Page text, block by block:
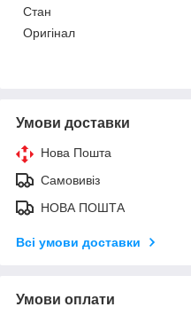
Стан
Оригінал
Умови доставки
Нова Пошта
Самовивіз
НОВА ПОШТА
Всі умови доставки
Умови оплати